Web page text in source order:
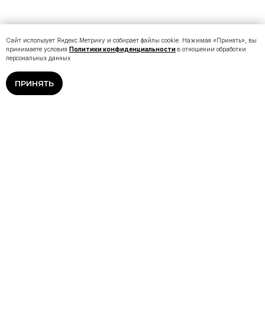
Сайт использует Яндекс.Метрику и собирает файлы cookie. Нажимая «Принять», вы
принимаете условия Политики конфиденциальности в отношении обработки
персональных данных
ПРИНЯТЬ